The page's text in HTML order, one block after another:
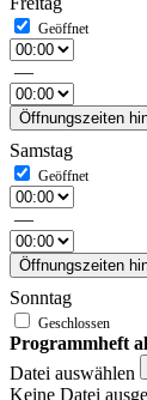
—
Öffnungszeiten
Samstag
—
Öffnungszeiten
Sonntag
Programmheft
Datei auswählen
Keine Datei